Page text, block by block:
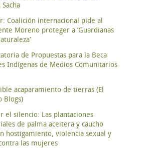
Sacha
Coalición internacional pide al
Moreno proteger a ‘Guardianas
de Propuestas para la Beca
Indígenas de Medios Comunitarios
acaparamiento de tierras (El
Blogs)
el silencio: Las plantaciones
de palma aceitera y caucho
hostigamiento, violencia sexual y
las mujeres